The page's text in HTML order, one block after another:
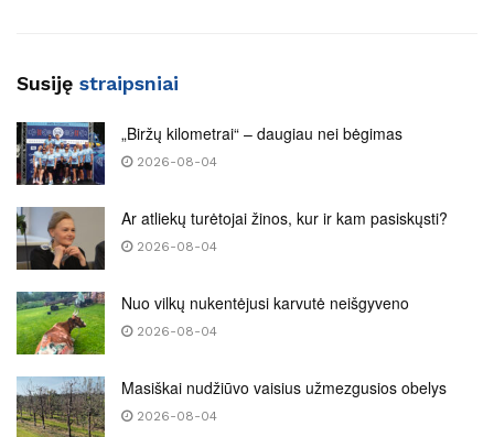
Susiję straipsniai
„Biržų kilometrai“ – daugiau nei bėgimas
2026-08-04
Ar atliekų turėtojai žinos, kur ir kam pasiskųsti?
2026-08-04
Nuo vilkų nukentėjusi karvutė neišgyveno
2026-08-04
Masiškai nudžiūvo vaisius užmezgusios obelys
2026-08-04